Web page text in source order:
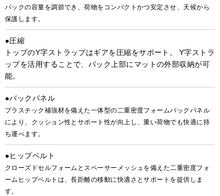
パックの容量を調節でき、荷物をコンパクトかつ安定させ、天候から
保護します。
●圧縮
トップのY字ストラップはギアを圧縮をサポート。 Y字ストラ
ップを活用することで、パック上部にマットの外部収納が可
能。
●バックパネル
プラスチック補強材を備えた一体型の二重密度フォームバックパネル
により、クッション性とサポート性が向上し、重い荷物でも快適に持
ち運べます。
●ヒップベルト
クローズドセルフォームとスペーサーメッシュを備えた二重密度フォ
ームヒップベルトは、長距離の移動に快適さとサポートを提供しま
す。